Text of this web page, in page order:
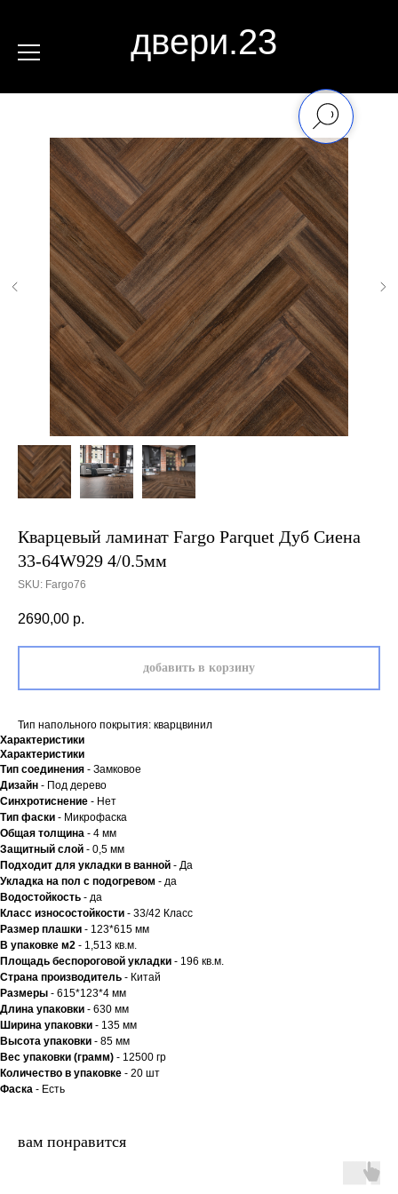
двери.23
Кварцевый ламинат Fargo Parquet Дуб Сиена
33-64W929 4/0.5мм
SKU: Fargo76
2690,00 р.
добавить в корзину
Тип напольного покрытия: кварцвинил
Характеристики
Характеристики
Тип соединения - Замковое
Дизайн - Под дерево
Синхротиснение - Нет
Тип фаски - Микрофаска
Общая толщина - 4 мм
Защитный слой - 0,5 мм
Подходит для укладки в ванной - Да
Укладка на пол c подогревом - да
Водостойкость - да
Класс износостойкости - 33/42 Класс
Размер плашки - 123*615 мм
В упаковке м2 - 1,513 кв.м.
Площадь беспороговой укладки - 196 кв.м.
Страна производитель - Китай
Размеры - 615*123*4 мм
Длина упаковки - 630 мм
Ширина упаковки - 135 мм
Высота упаковки - 85 мм
Вес упаковки (грамм) - 12500 гр
Количество в упаковке - 20 шт
Фаска - Есть
вам понравится